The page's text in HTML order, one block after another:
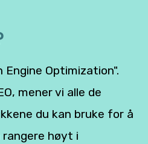
Optimization".
mener vi alle de
du kan bruke for å
høyt i